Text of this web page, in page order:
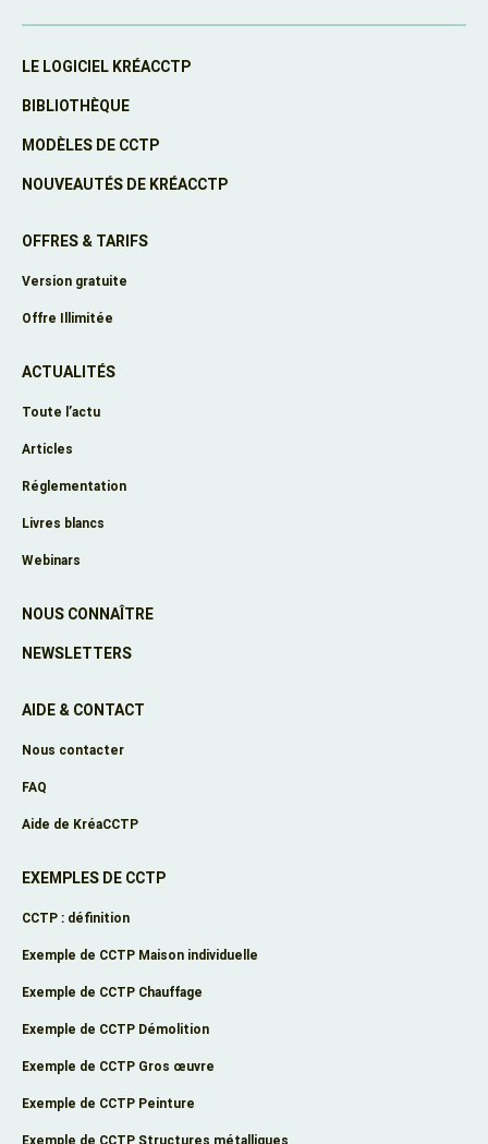
LE LOGICIEL KRÉACCTP
BIBLIOTHÈQUE
MODÈLES DE CCTP
NOUVEAUTÉS DE KRÉACCTP
OFFRES & TARIFS
Version gratuite
Offre Illimitée
ACTUALITÉS
Toute l’actu
Articles
Réglementation
Livres blancs
Webinars
NOUS CONNAÎTRE
NEWSLETTERS
AIDE & CONTACT
Nous contacter
FAQ
Aide de KréaCCTP
EXEMPLES DE CCTP
CCTP : définition
Exemple de CCTP Maison individuelle
Exemple de CCTP Chauffage
Exemple de CCTP Démolition
Exemple de CCTP Gros œuvre
Exemple de CCTP Peinture
Exemple de CCTP Structures métalliques